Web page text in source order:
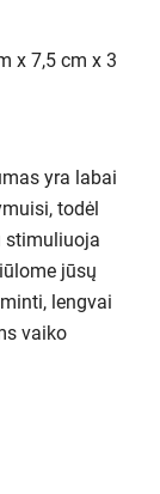
x 7,5 cm x 3
yra labai
todėl
stimuliuoja
jūsų
lengvai
vaiko